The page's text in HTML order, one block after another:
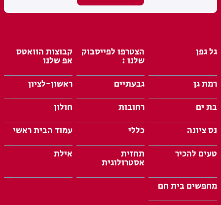
גל גפן הצטרפו לפייסבוק
שלנו :
קבוצות הוואטס
אפ שלנו
רמת גן
גבעתיים
ראשון-לציון
בת ים
רחובות
חולון
נס ציונה
כללי
עמוד הבית ראשי
טעים להכיר
תחזית
אסטרולוגית
אילת
מחפשים בית חם